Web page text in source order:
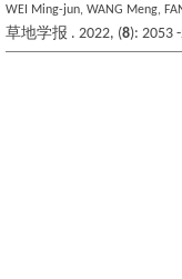
WEI Ming-jun, WANG Meng,
草地学报 . 2022, (8): 2053